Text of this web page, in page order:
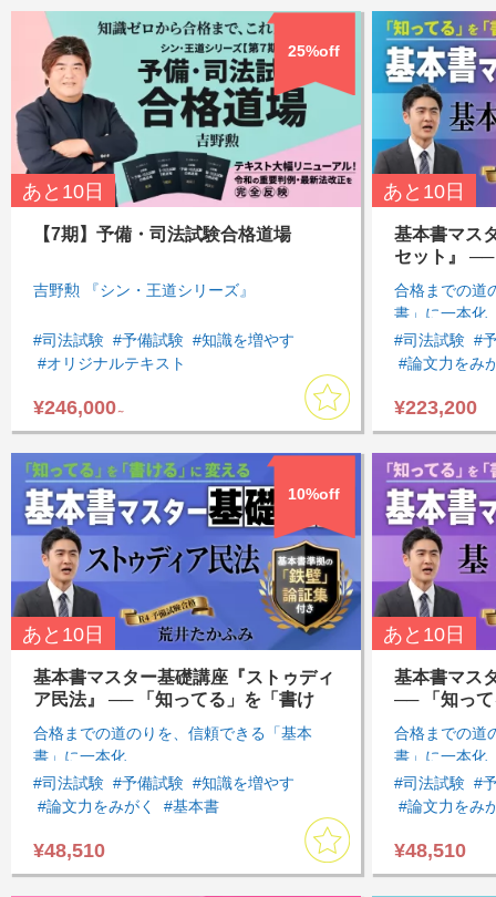
【7期】予備・司法試験合格道場
吉野勲 『シン・王道シリーズ』
#司法試験 #予備試験 #知識を増やす
#オリジナルテキスト
#アウトプットしたい
#インプットしたい
#まとめて集中して受講したい
#計画的・定期的に受講したい
#知識を一元化したい #民法 #民事訴訟法
#商法・会社法 #憲法 #行政法 #刑法
#刑事訴訟法
#入門 #基礎 #論文対策
#模試・過去問
#基本７科目 #総合講座
25%off
¥246,000 ～
あと 10日
基本書マス
セット』
る」に変
合格までの道
書」に一本化
#司法試験 #
#論文力をみ
#民法 #民事
#行政法 #刑
#論文対策 #
¥223,200
あと 10日
基本書マスター基礎講座『ストゥディ
ア民法』 ── 「知ってる」を「書け
る」に変える
合格までの道のりを、信頼できる「基本
書」に一本化
#司法試験 #予備試験 #知識を増やす
#論文力をみがく
#基本書
#知識を一元化したい
#民法 #基礎
#基礎講座
10%off
¥48,510
あと 10日
基本書マス
── 「知っ
る
合格までの道
書」に一本化
#司法試験 #
#論文力をみ
#刑法 #基礎
#基礎講座
¥48,510
あと 10日